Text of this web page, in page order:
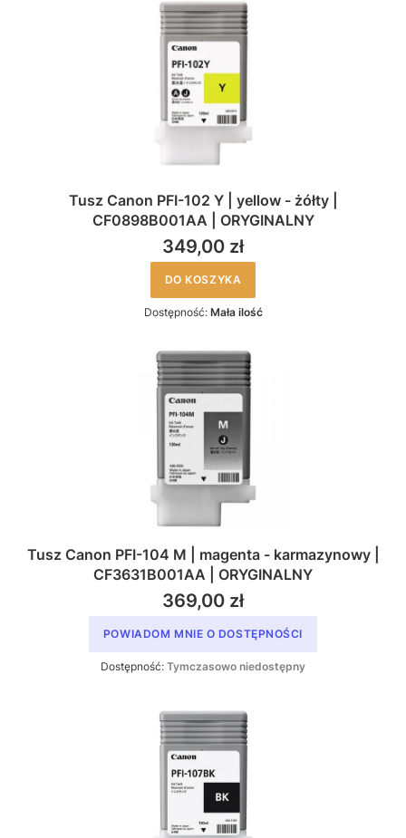
Tusz Canon PFI-102 Y | yellow - żółty |
CF0898B001AA | ORYGINALNY
349,00 zł
DO KOSZYKA
Dostępność: Mała ilość
Tusz Canon PFI-104 M | magenta - karmazynowy |
CF3631B001AA | ORYGINALNY
369,00 zł
POWIADOM MNIE O DOSTĘPNOŚCI
Dostępność: Tymczasowo niedostępny